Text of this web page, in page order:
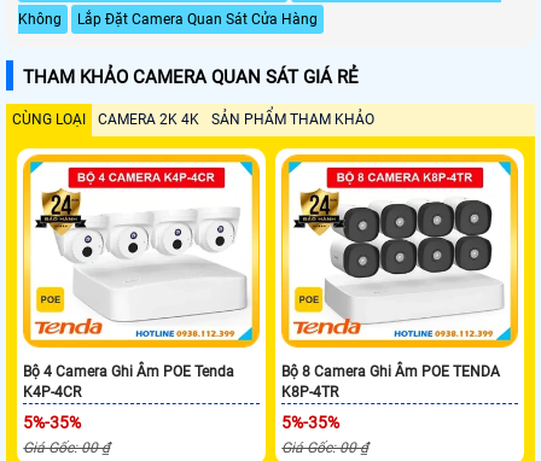
Không
Lắp Đặt Camera Quan Sát Cửa Hàng
THAM KHẢO CAMERA QUAN SÁT GIÁ RẺ
CÙNG LOẠI CAMERA 2K 4K SẢN PHẨM THAM KHẢO
Bộ 4 Camera Ghi Âm POE Tenda
K4P-4CR
5%-35%
Giá Gốc: 00 ₫
Bộ 8 Camera Ghi Âm POE TENDA
K8P-4TR
5%-35%
Giá Gốc: 00 ₫